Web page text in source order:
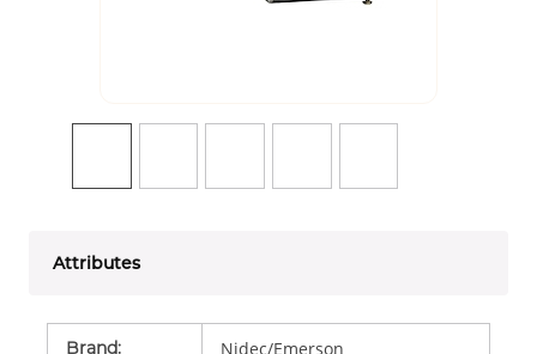
Attributes
Brand: Nidec/Emerson